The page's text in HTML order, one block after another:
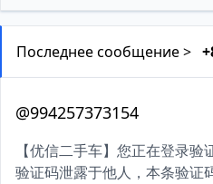
Последнее сообщение >
@994257373154
【优信二手车】您正在登录
验证码泄露于他人，本条验证